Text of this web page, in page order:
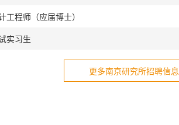
工程师（应届博士）
实习生
更多南京研究所招聘信息